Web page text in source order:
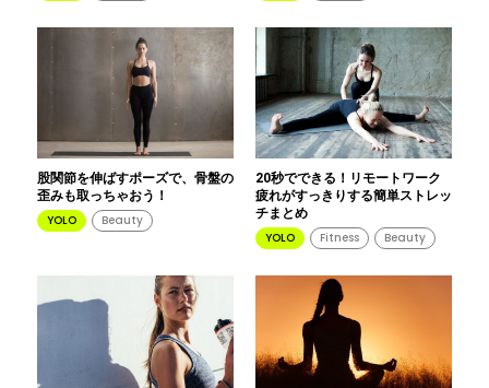
股関節を伸ばすポーズで、骨盤の
歪みも取っちゃおう！
YOLO Beauty
20秒でできる！リモートワーク
疲れがすっきりする簡単ストレッ
チまとめ
YOLO Fitness Beauty